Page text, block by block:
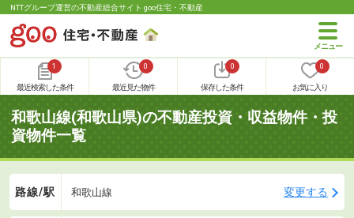
NTTグループ運営の不動産総合サイト goo住宅・不動産
1
最近検索した条件
0
最近見た物件
0
保存した条件
0
お気に入り
和歌山線(和歌山県)の不動産投資・収益物件・投
資物件一覧
路線/駅 和歌山線 変更する